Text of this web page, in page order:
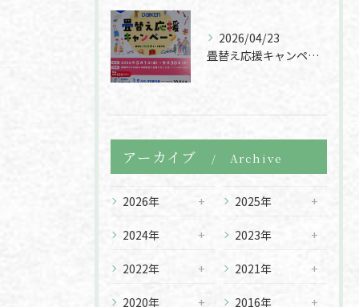
2026/04/23
畳替え応援キャンペーン
アーカイブ Archive
2026年 2025年
2024年 2023年
2022年 2021年
2020年 2016年
お問い合わせはこちら